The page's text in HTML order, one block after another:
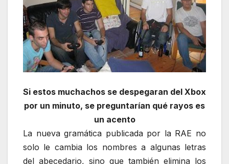
Si estos muchachos se despegaran del Xbox
por un minuto, se preguntarían qué rayos es
un acento
La nueva gramática publicada por la RAE no
solo le cambia los nombres a algunas letras
del abecedario, sino que también elimina los